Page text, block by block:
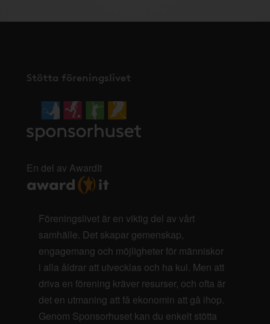
Stötta föreningslivet
En del av AwardIt
Föreningslivet är en viktig del av vårt
samhälle. Det skapar gemenskap,
engagemang och möjligheter för människor
i alla åldrar att utvecklas och ha kul. Men att
driva en förening kräver resurser, och ofta är
det en utmaning att få ekonomin att gå ihop.
Genom Sponsorhuset kan du enkelt stötta